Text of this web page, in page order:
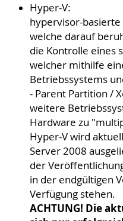
Hyper-V:
hypervisor-
welche darauf
die Kontrolle eines
welcher mithilfe
Betriebssystems
- Parent Partition /
weitere
Hardware zu
Hyper-V wird
Server 2008
der
in der endgültigen
Verfügung stehen.
ACHTUNG! Die